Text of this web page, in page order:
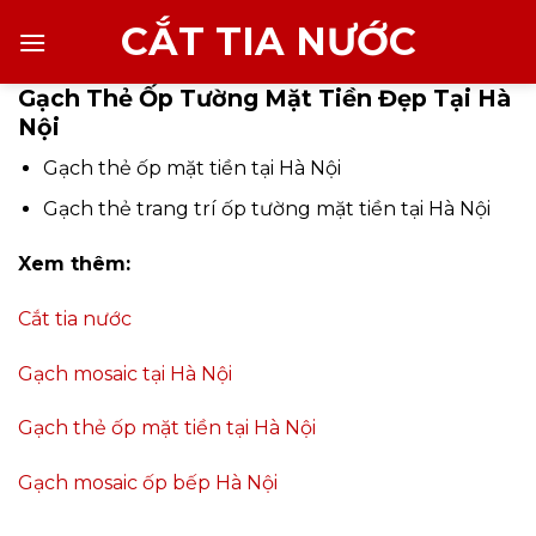
đến
dung
CẮT TIA NƯỚC
Gạch Thẻ Ốp Tường Mặt Tiền Đẹp Tại Hà
Nội
Gạch thẻ ốp mặt tiền tại Hà Nội
Gạch thẻ trang trí ốp tường mặt tiền tại Hà Nội
Xem thêm:
Cắt tia nước
Gạch mosaic tại Hà Nội
Gạch thẻ ốp mặt tiền tại Hà Nội
Gạch mosaic ốp bếp Hà Nội